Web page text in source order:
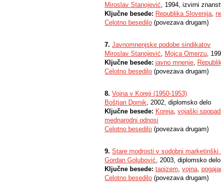
Miroslav Stanojević, 1994, izvirni
Ključne besede: Republika Slovenija,
Celotno besedilo (povezava drugam)
7. Javnomnenjske podobe sindikatov
Miroslav Stanojević, Mojca Omerzu,
Ključne besede: javno mnenje,
Celotno besedilo (povezava drugam)
8. Vojna v Koreji (1950-1953)
Boštjan Dornik, 2002, diplomsko delo
Ključne besede: Koreja, vojaški
mednarodni odnosi
Celotno besedilo (povezava drugam)
9. Stare modrosti v sodobni marketinški
Gordan Golubović, 2003, diplomsko delo
Ključne besede: taoizem, vojna,
Celotno besedilo (povezava drugam)